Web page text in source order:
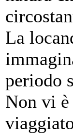
La
periodo
Non vi è